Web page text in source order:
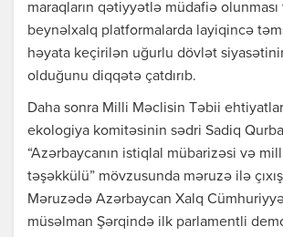
maraqların qətiyyətlə müdafiə
beynəlxalq platformalarda layiqincə
həyata keçirilən uğurlu dövlət
olduğunu diqqətə çatdırıb.
Daha sonra Milli Məclisin Təbii
ekologiya komitəsinin sədri Sadiq
“Azərbaycanın istiqlal mübarizəsi və
təşəkkülü” mövzusunda məruzə ilə
Məruzədə Azərbaycan Xalq
müsəlman Şərqində ilk parlamentli